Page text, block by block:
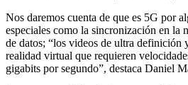
Nos daremos cuenta de que es 5G por
especiales como la sincronización en la
de datos; “los videos de ultra definición
realidad virtual que requieren
gigabits por segundo”, destaca Daniel